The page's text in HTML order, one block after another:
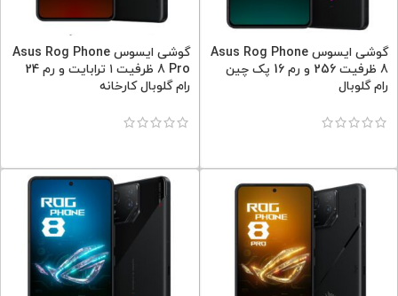
گوشی ایسوس Asus Rog Phone
8 ظرفیت 256 و رم 16 پک چین
رام گلوبال
گوشی ایسوس Asus Rog Phone
8 Pro ظرفیت ۱ ترابایت و رم 24
رام گلوبال کارخانه